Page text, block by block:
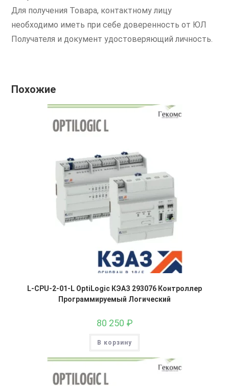
Для получения Товара, контактному лицу
необходимо иметь при себе доверенность от ЮЛ
Получателя и документ удостоверяющий личность.
Похожие
L-CPU-2-01-L OptiLogic КЭАЗ 293076 Контроллер
Программируемый Логический
80 250 ₽
В корзину